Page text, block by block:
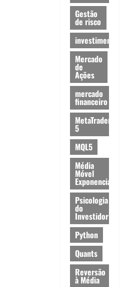
Gestão
de risco
investimentos
Mercado
de
Ações
mercado
financeiro
MetaTrader
5
MQL5
Média
Móvel
Exponencial
Psicologia
do
Investidor
Python
Quants
Reversão
à Média